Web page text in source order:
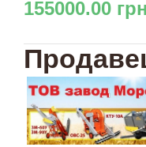
155000.00